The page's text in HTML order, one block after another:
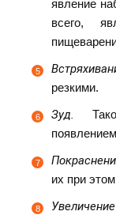
явление
всего,
резкими.
Зуд.
их при